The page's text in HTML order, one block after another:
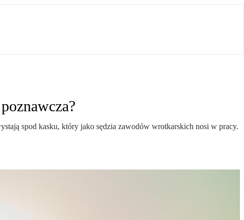
spod kasku, który jako sędzia zawodów wrotkarskich nosi w pracy.